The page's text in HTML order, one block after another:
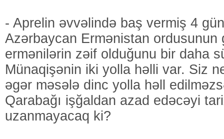
- Aprelin əvvəlində baş vermiş 4
Azərbaycan Ermənistan ordusunun
ermənilərin zəif olduğunu bir daha
Münaqişənin iki yolla həlli var. Siz
əgər məsələ dinc yolla həll
Qarabağı işğaldan azad edəcəyi
uzanmayacaq ki?